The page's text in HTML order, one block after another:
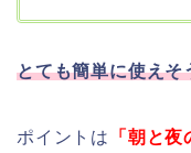
とても簡単に使えそ
ポイントは 「朝と夜